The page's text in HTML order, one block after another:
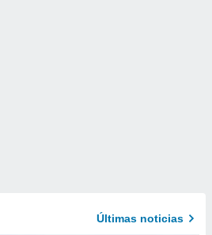
Últimas noticias